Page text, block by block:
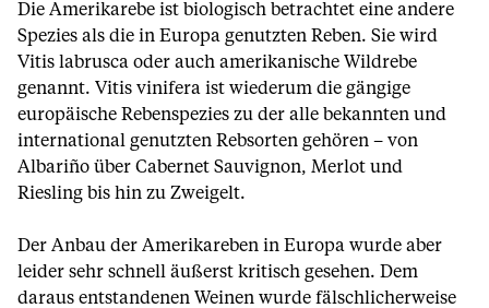
Die Amerikarebe ist biologisch betrachtet eine andere
Spezies als die in Europa genutzten Reben. Sie wird
Vitis labrusca oder auch amerikanische Wildrebe
genannt. Vitis vinifera ist wiederum die gängige
europäische Rebenspezies zu der alle bekannten und
international genutzten Rebsorten gehören – von
Albariño über Cabernet Sauvignon, Merlot und
Riesling bis hin zu Zweigelt.
Der Anbau der Amerikareben in Europa wurde aber
leider sehr schnell äußerst kritisch gesehen. Dem
daraus entstandenen Weinen wurde fälschlicherweise